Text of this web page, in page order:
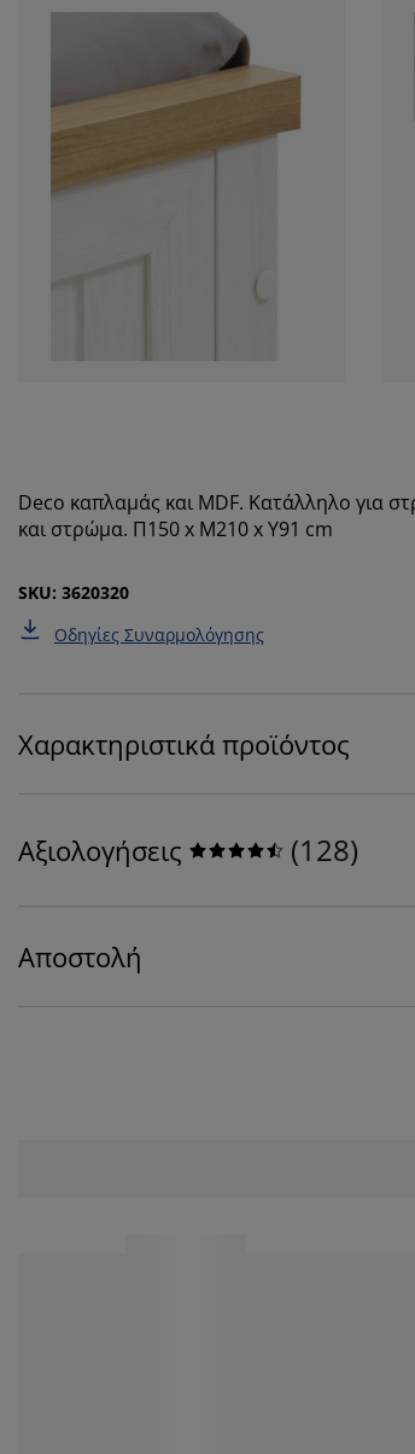
Deco καπλαμάς και MDF. Κατάλληλο για
και στρώμα. Π150 x Μ210 x Υ91 cm
SKU: 3620320
Οδηγίες Συναρμολόγησης
Χαρακτηριστικά προϊόντος
Αξιολογήσεις (128)
Αποστολή